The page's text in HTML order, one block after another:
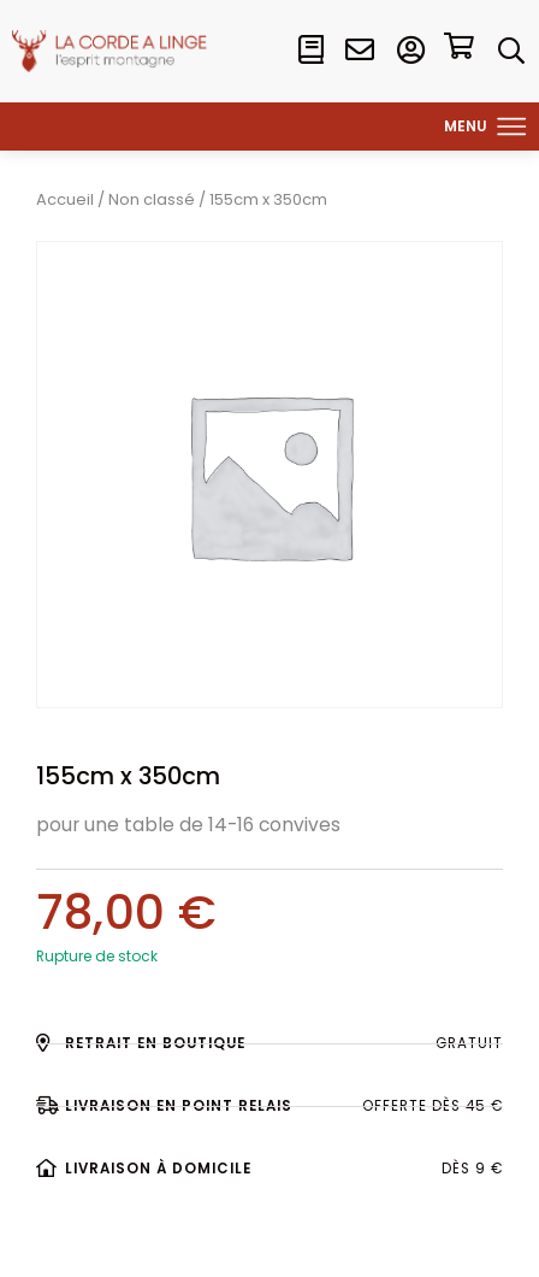
Accueil / Non classé / 155cm x 350cm
155cm x 350cm
pour une table de 14-16 convives
78,00 €
Rupture de stock
RETRAIT EN BOUTIQUE GRATUIT
LIVRAISON EN POINT RELAIS OFFERTE DÈS 45 €
LIVRAISON À DOMICILE DÈS 9 €